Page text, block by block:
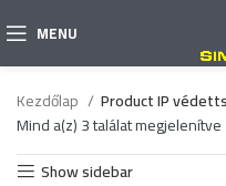
MENU
Kezdőlap Product IP
Mind a(z) 3 találat megjelenítve
Show sidebar